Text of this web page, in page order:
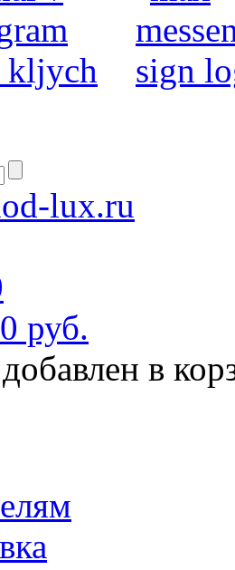
lux.ru
0 руб.
в